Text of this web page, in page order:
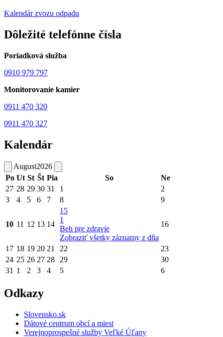
Kalendár zvozu odpadu
Dôležité telefónne čísla
Poriadková služba
0910 979 797
Monitorovanie kamier
0911 470 320
0911 470 327
Kalendár
August2026
Po Ut St Št Pia So
Ne
27 28 29 30 31 1
2
3
4 5 6 7 8 9
10 11 12 13 14
15
1
Beh pre zdravie
Zobraziť všetky záznamy z dňa
16
17 18 19 20 21 22
23
24 25 26 27 28 29
30
31 1 2 3 4 5 6
Odkazy
Slovensko.sk
Dátové centrum obcí a miest
Verejnoprospešné služby Veľké Úľany